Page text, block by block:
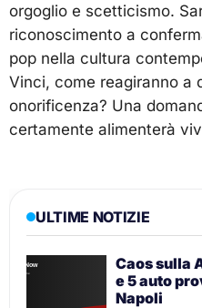
orgoglio e scetticismo.
riconoscimento a
pop nella cultura
Vinci, come reagiranno a
onorificenza? Una
certamente alimenterà
ULTIME NOTIZIE
Caos sulla
e 5 auto
Napoli